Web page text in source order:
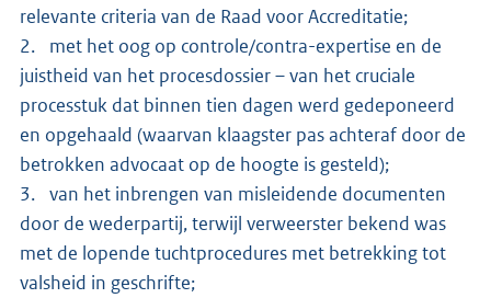
relevante criteria van de Raad voor Accreditatie;
2. met het oog op controle/contra-expertise en de
juistheid van het procesdossier – van het cruciale
processtuk dat binnen tien dagen werd gedeponeerd
en opgehaald (waarvan klaagster pas achteraf door de
betrokken advocaat op de hoogte is gesteld);
3. van het inbrengen van misleidende documenten
door de wederpartij, terwijl verweerster bekend was
met de lopende tuchtprocedures met betrekking tot
valsheid in geschrifte;